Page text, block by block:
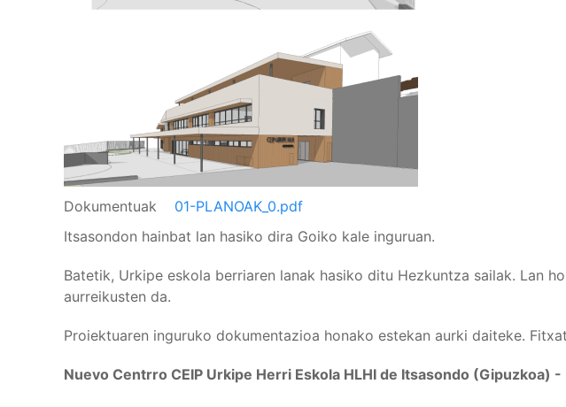
Dokumentuak
01-PLANOAK_0.pdf
Itsasondon hainbat lan hasiko dira Goiko kale inguruan.
Batetik, Urkipe eskola berriaren lanak hasiko ditu Hezkuntza sailak. Lan
aurreikusten da.
Proiektuaren inguruko dokumentazioa honako estekan aurki daiteke.
Nuevo Centrro CEIP Urkipe Herri Eskola HLHI de Itsasondo (Gipuzkoa)